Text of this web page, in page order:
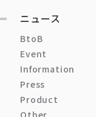
ニュース
BtoB
Event
Information
Press
Product
Other